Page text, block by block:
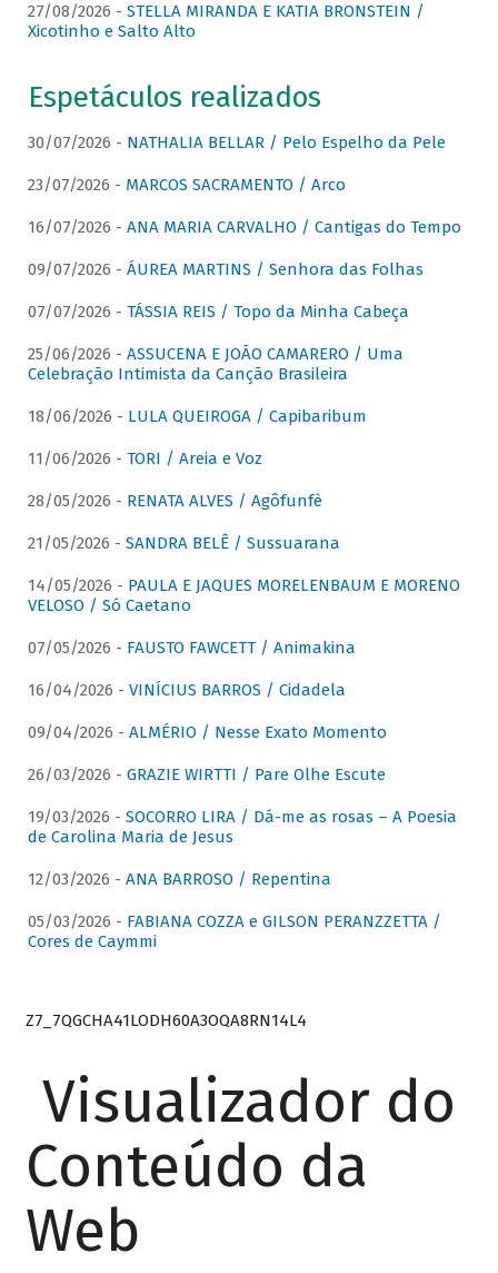
27/08/2026 - STELLA MIRANDA E KATIA BRONSTEIN /
Xicotinho e Salto Alto
Espetáculos realizados
30/07/2026 - NATHALIA BELLAR / Pelo Espelho da Pele
23/07/2026 - MARCOS SACRAMENTO / Arco
16/07/2026 - ANA MARIA CARVALHO / Cantigas do Tempo
09/07/2026 - ÁUREA MARTINS / Senhora das Folhas
07/07/2026 - TÁSSIA REIS / Topo da Minha Cabeça
25/06/2026 - ASSUCENA E JOÃO CAMARERO / Uma
Celebração Intimista da Canção Brasileira
18/06/2026 - LULA QUEIROGA / Capibaribum
11/06/2026 - TORI / Areia e Voz
28/05/2026 - RENATA ALVES / Agôfunfè
21/05/2026 - SANDRA BELÊ / Sussuarana
14/05/2026 - PAULA E JAQUES MORELENBAUM E MORENO
VELOSO / Só Caetano
07/05/2026 - FAUSTO FAWCETT / Animakina
16/04/2026 - VINÍCIUS BARROS / Cidadela
09/04/2026 - ALMÉRIO / Nesse Exato Momento
26/03/2026 - GRAZIE WIRTTI / Pare Olhe Escute
19/03/2026 - SOCORRO LIRA / Dá-me as rosas – A Poesia
de Carolina Maria de Jesus
12/03/2026 - ANA BARROSO / Repentina
05/03/2026 - FABIANA COZZA e GILSON PERANZZETTA /
Cores de Caymmi
Z7_7QGCHA41LODH60A3OQA8RN14L4
Visualizador do
Conteúdo da
Web